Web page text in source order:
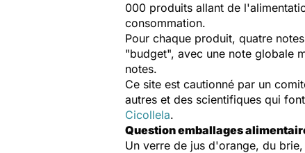
000 produits allant de
consommation.
Pour chaque produit, quatre
"budget", avec une note globale
notes.
Ce site est cautionné par un
autres et des scientifiques qui
Cicollela.
Question emballages
Un verre de jus d'orange, du